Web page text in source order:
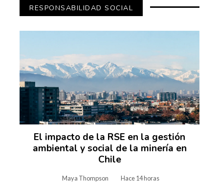
RESPONSABILIDAD SOCIAL
El impacto de la RSE en la gestión
ambiental y social de la minería en
Chile
Maya Thompson Hace 14 horas